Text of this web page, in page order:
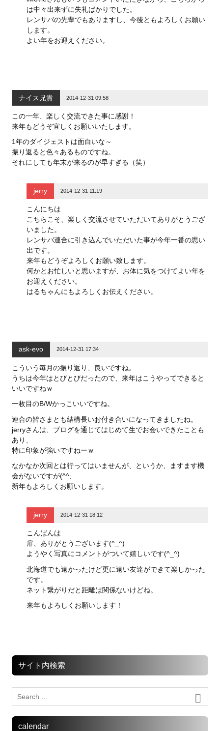
は中々出来ずに失礼ばかりでした。
レンサバの先輩でもありますし、今後ともよろしくお願い
します。
よい年をお迎えください。
ナイス兄貴 2014-12-31 09:58
この一年、楽しく交流できた事に感謝！
来年もどうぞ宜しくお願いいたします。
1年のダイジェストは面白いな～
振り返ると色々あるものですね。
それにしても年末が来るのが早すぎる（笑）
jerry 2014-12-31 11:19
こんにちは
こちらこそ、楽しく交流させていただいてありがとうござ
いました。
レンサバ連合に引き込んでいただいた事が今年一番の思い
出です。
来年もどうぞよろしくお願い致します。
何かとお忙しいと思いますが、お体に気をつけてよい年を
お迎えください。
はるちゃんにもよろしくお伝えください。
ask-evo 2014-12-31 17:34
こういう毎月の振り返り、良いですね。
うちは今年はとびとびだったので、来年はこうやってできると
いいですねｗ
一枚目のB/Wかっこいいですね。
連合の皆さまとも結構長いお付き合いになってきましたね。
jerryさんは、ブログを通じてはじめて生でお会いできたことも
あり、
特に印象が強いですねーｗ
なかなか次回とは行ってはいませんが、というか、ますます機
会がないですが(^^;
新年もよろしくお願いします。
jerry 2014-12-31 18:12
こんばんは
扉、ありがとうございます(^_^)
ようやく写真にコメントがついて嬉しいです(^_^)
北海道でも遠かったけど更に遠い友達ができて楽しかった
です。
ネット繋がりだと距離は関係ないけどね。
来年もよろしくお願いします！
サイト内検索
calendar